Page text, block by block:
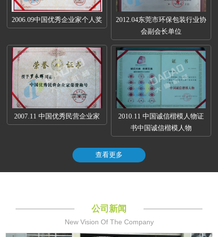
2006.09中国优秀企业家个人奖
2012.04东莞市环保包装行业协
会副会长单位
2007.11 中国优秀民营企业家
2010.11 中国诚信楷模人物证
书中国诚信楷模人物
查看更多
公司新闻
New Vision Of The Company